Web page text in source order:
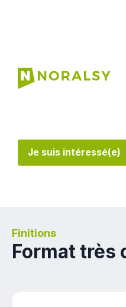
PGP2412-
Je suis intéressé(e)
Finitions
Format très